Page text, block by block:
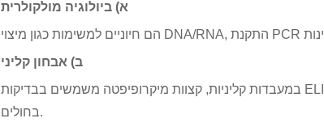
א) ביולוגיה מולקולרית
ב) אבחון קליני
במעבדות קליניות, קצוות מיקרופיפטה משמשים בבדיקות ELISA, ניתוח דם ובדיקות אחרות שבהן הדיוק הוא קריטי לטיפול
בחולים.